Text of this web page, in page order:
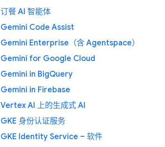
订餐 AI 智能体
Gemini Code Assist
Gemini Enterprise（含 Agentspace）
Gemini for Google Cloud
Gemini in BigQuery
Gemini in Firebase
Vertex AI 上的生成式 AI
GKE 身份认证服务
GKE Identity Service – 软件